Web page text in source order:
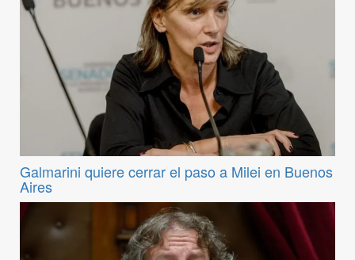
Galmarini quiere cerrar el paso a Milei en Buenos
Aires